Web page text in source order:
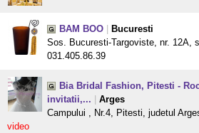
BAM BOO
Bucuresti
Sos. Bucuresti-Targoviste, nr. 12A,
031.405.86.39
Bia Bridal Fashion, Pitesti -
invitatii,...
Arges
Campului , Nr.4, Pitesti, judetul
video